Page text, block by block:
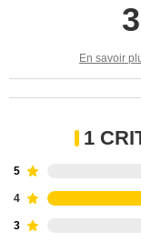
En savoir
1
5
4
3